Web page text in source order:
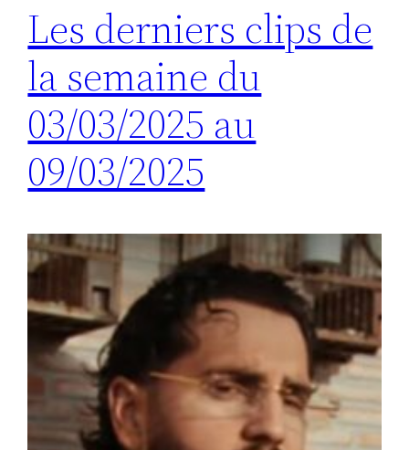
Les derniers clips de
la semaine du
03/03/2025 au
09/03/2025